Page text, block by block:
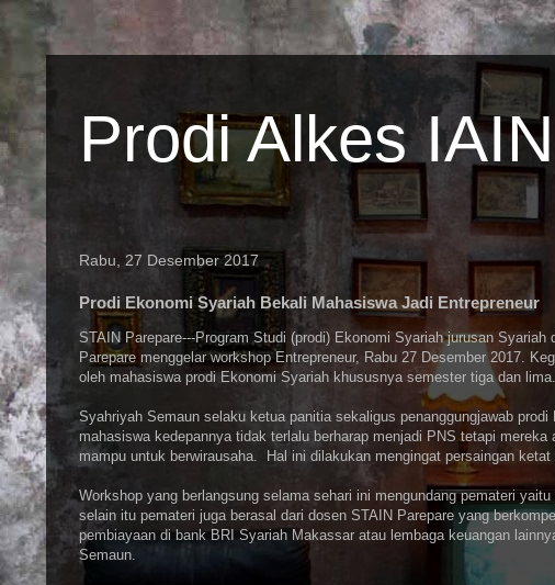
Prodi Alkes
Rabu, 27 Desember 2017
Prodi Ekonomi Syariah Bekali Mahasiswa Jadi Entrepreneur
STAIN Parepare---Program Studi (prodi) Ekonomi Syariah jurusan
Parepare menggelar workshop Entrepreneur, Rabu 27 Desember 2017.
oleh mahasiswa prodi Ekonomi Syariah khususnya semester tiga dan lima.
Syahriyah Semaun selaku ketua panitia sekaligus penanggungjawab
mahasiswa kedepannya tidak terlalu berharap menjadi PNS tetapi
mampu untuk berwirausaha. Hal ini dilakukan mengingat persaingan
Workshop yang berlangsung selama sehari ini mengundang pemateri
selain itu pemateri juga berasal dari dosen STAIN Parepare yang
pembiayaan di bank BRI Syariah Makassar atau lembaga keuangan
Semaun.